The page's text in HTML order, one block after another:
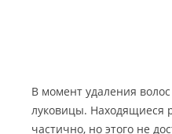
В момент удаления
луковицы. Находящиеся
частично, но этого не